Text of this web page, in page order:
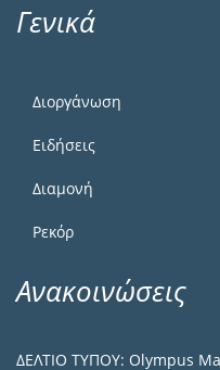
Γενικά
Διοργάνωση
Ειδήσεις
Διαμονή
Ρεκόρ
Ανακοινώσεις
ΔΕΛΤΙΟ ΤΥΠΟΥ: Olympus